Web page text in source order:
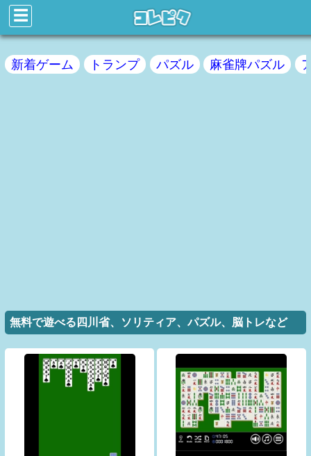
☰
新着ゲーム トランプ パズル 麻雀牌パズル
無料で遊べる四川省、ソリティア、パズル、脳トレなど